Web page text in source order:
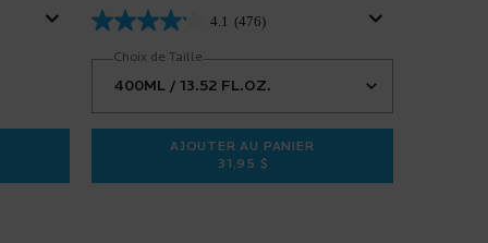
4.1 (476)
Choix de Taille
AJOUTER AU PANIER
31,95 $